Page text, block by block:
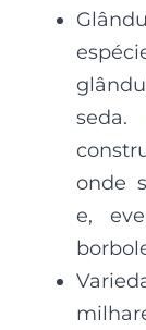
seda.
onde
e,